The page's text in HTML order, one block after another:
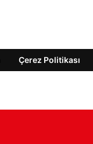
Çerez Politikası